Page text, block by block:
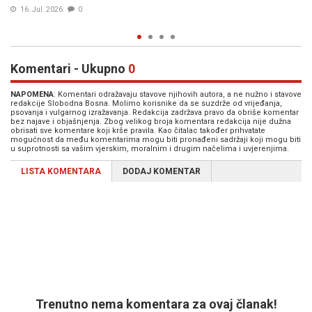
16. Jul. 2026
Komentari - Ukupno 0
NAPOMENA: Komentari odražavaju stavove njihovih autora, a ne nužno i stavove
redakcije Slobodna Bosna. Molimo korisnike da se suzdrže od vrijeđanja,
psovanja i vulgarnog izražavanja. Redakcija zadržava pravo da obriše komentar
bez najave i objašnjenja. Zbog velikog broja komentara redakcija nije dužna
obrisati sve komentare koji krše pravila. Kao čitalac također prihvatate
mogućnost da među komentarima mogu biti pronađeni sadržaji koji mogu biti
u suprotnosti sa vašim vjerskim, moralnim i drugim načelima i uvjerenjima.
LISTA KOMENTARA DODAJ KOMENTAR
Trenutno nema komentara za ovaj članak!